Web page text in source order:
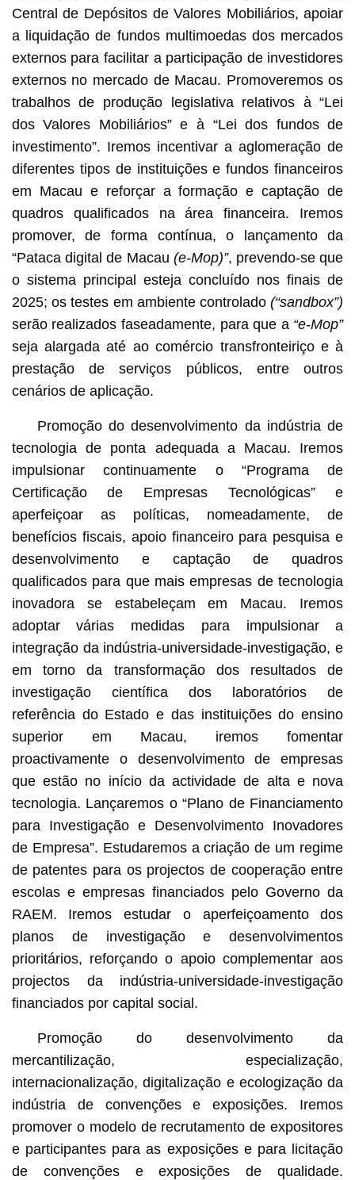
Central de Depósitos de Valores Mobiliários, apoiar
a liquidação de fundos multimoedas dos mercados
externos para facilitar a participação de investidores
externos no mercado de Macau. Promoveremos os
trabalhos de produção legislativa relativos à “Lei
dos Valores Mobiliários” e à “Lei dos fundos de
investimento”. Iremos incentivar a aglomeração de
diferentes tipos de instituições e fundos financeiros
em Macau e reforçar a formação e captação de
quadros qualificados na área financeira. Iremos
promover, de forma contínua, o lançamento da
“Pataca digital de Macau (e-Mop)”, prevendo-se que
o sistema principal esteja concluído nos finais de
2025; os testes em ambiente controlado(“sandbox”)
serão realizados faseadamente, para que a “e-Mop”
seja alargada até ao comércio transfronteiriço e à
prestação de serviços públicos, entre outros
cenários de aplicação.
Promoção do desenvolvimento da indústria de
tecnologia de ponta adequada a Macau. Iremos
impulsionar continuamente o “Programa de
Certificação de Empresas Tecnológicas” e
aperfeiçoar as políticas, nomeadamente, de
benefícios fiscais, apoio financeiro para pesquisa e
desenvolvimento e captação de quadros
qualificados para que mais empresas de tecnologia
inovadora se estabeleçam em Macau. Iremos
adoptar várias medidas para impulsionar a
integração da indústria-universidade-investigação, e
em torno da transformação dos resultados de
investigação científica dos laboratórios de
referência do Estado e das instituições do ensino
superior em Macau, iremos fomentar
proactivamente o desenvolvimento de empresas
que estão no início da actividade de alta e nova
tecnologia. Lançaremos o “Plano de Financiamento
para Investigação e Desenvolvimento Inovadores
de Empresa”. Estudaremos a criação de um regime
de patentes para os projectos de cooperação entre
escolas e empresas financiados pelo Governo da
RAEM. Iremos estudar o aperfeiçoamento dos
planos de investigação e desenvolvimentos
prioritários, reforçando o apoio complementar aos
projectos da indústria-universidade-investigação
financiados por capital social.
Promoção do desenvolvimento da
mercantilização, especialização,
internacionalização, digitalização e ecologização da
indústria de convenções e exposições. Iremos
promover o modelo de recrutamento de expositores
e participantes para as exposições e para licitação
de convenções e exposições de qualidade.